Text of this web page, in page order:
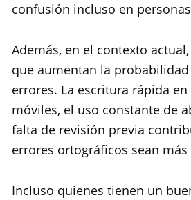
confusión incluso en
Además, en el contexto
que aumentan la
errores. La escritura rápida
móviles, el uso constante de
falta de revisión previa
errores ortográficos sean
Incluso quienes tienen un